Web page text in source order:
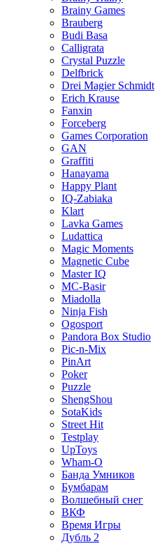
Brainy Games
Brauberg
Budi Basa
Calligrata
Crystal Puzzle
Delfbrick
Drei Magier Schmidt
Erich Krause
Fanxin
Forceberg
Games Corporation
GAN
Graffiti
Hanayama
Happy Plant
IQ-Zabiaka
Klart
Lavka Games
Ludattica
Magic Moments
Magnetic Cube
Master IQ
MC-Basir
Miadolla
Ninja Fish
Ogosport
Pandora Box Studio
Pic-n-Mix
PinArt
Poker
Puzzle
ShengShou
SotaKids
Street Hit
Testplay
UpToys
Wham-O
Банда Умников
Бумбарам
Волшебный снег
ВКФ
Время Игры
Дубль 2